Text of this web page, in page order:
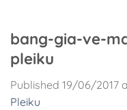
bang-gia-ve-
pleiku
Published 19/06/2017
Pleiku